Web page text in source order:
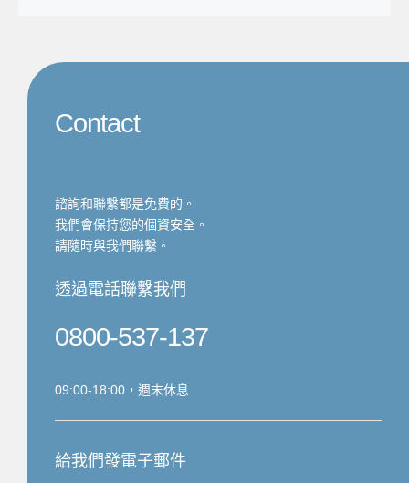
Contact
諮詢和聯繫都是免費的。
我們會保持您的個資安全。
請隨時與我們聯繫。
透過電話聯繫我們
0800-537-137
09:00-18:00，週末休息
給我們發電子郵件